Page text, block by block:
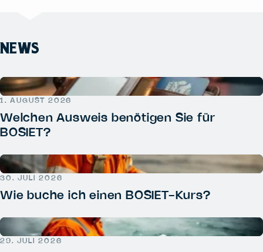
NEWS
1. AUGUST 2026
Welchen Ausweis benötigen Sie für
BOSIET?
30. JULI 2026
Wie buche ich einen BOSIET-Kurs?
29. JULI 2026